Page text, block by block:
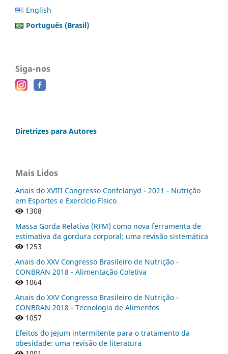
English
Português (Brasil)
Siga-nos
Diretrizes para Autores
Mais Lidos
Anais do XVIII Congresso Confelanyd - 2021 - Nutrição
em Esportes e Exercício Físico
1308
Massa Gorda Relativa (RFM) como nova ferramenta de
estimativa da gordura corporal: uma revisão sistemática
1253
Anais do XXV Congresso Brasileiro de Nutrição -
CONBRAN 2018 - Alimentação Coletiva
1064
Anais do XXV Congresso Brasileiro de Nutrição -
CONBRAN 2018 - Tecnologia de Alimentos
1057
Efeitos do jejum intermitente para o tratamento da
obesidade: uma revisão de literatura